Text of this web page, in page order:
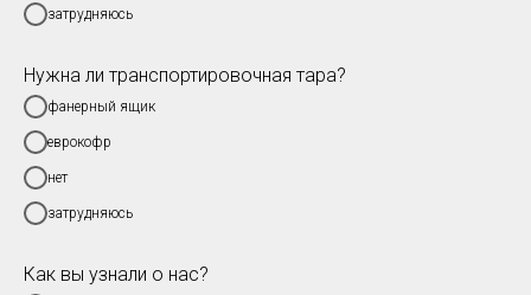
затрудняюсь
Нужна ли транспортировочная тара?
фанерный ящик
еврокофр
нет
затрудняюсь
Как вы узнали о нас?